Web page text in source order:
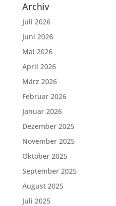
Archiv
Juli 2026
Juni 2026
Mai 2026
April 2026
März 2026
Februar 2026
Januar 2026
Dezember 2025
November 2025
Oktober 2025
September 2025
August 2025
Juli 2025